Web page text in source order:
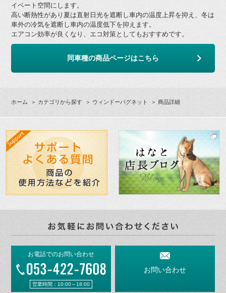
イベート空間にします。
高い断熱性があり夏は直射日光を遮断し車内の温度上昇を抑え、冬は
車外の冷気を遮断し車内の温度低下を抑えます。
エアコン効率が良くなり、エコ対策としてもおすすめです。
同車種の商品ページはこちら
ホーム ＞ カテゴリから探す ＞ ウィンドーバグネット ＞ 商品詳細
お電話でのお問い合わせ
営業時間：10:00～18:00
お問い合わせ